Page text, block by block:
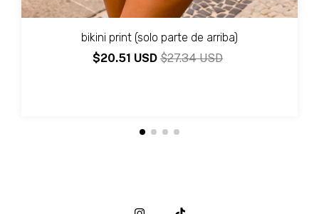
bikini print (solo parte de arriba)
$20.51 USD $27.34 USD